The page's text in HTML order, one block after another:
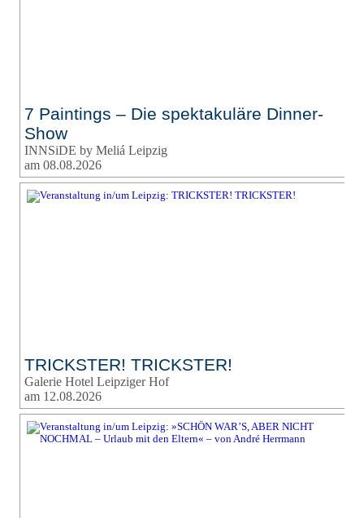
7 Paintings – Die spektakuläre Dinner-
Show
INNSiDE by Meliá Leipzig
am 08.08.2026
TRICKSTER! TRICKSTER!
Galerie Hotel Leipziger Hof
am 12.08.2026